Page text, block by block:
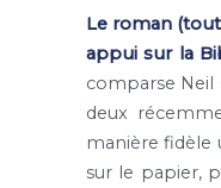
Le roman
appui sur la
comparse Neil
deux
manière fidèle
sur le papier,